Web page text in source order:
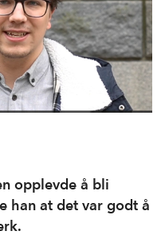
opplevde å bli
han at det var godt å